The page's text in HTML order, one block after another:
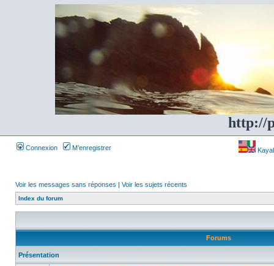
http://
Connexion M’enregistrer
Voir les messages sans réponses | Voir les sujets récents
Index du forum
Forums
Présentation